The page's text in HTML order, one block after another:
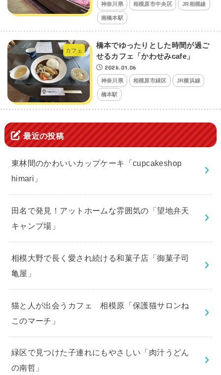
神奈川県 相模原市中央区 JR相模線
南橋本駅
カフェ
橋本でゆったりとした時間が過ご
せるカフェ「かわせみcafe」
2026.01.06
神奈川県 相模原市緑区 JR横浜線
橋本駅
最近の投稿
東林間のかわいいカップケーキ「cupcakeshop
himari」
田名で発見！アットホームな雰囲気の「望地弁天
キャンプ場」
相模大野で長く愛され続ける和菓子店「御菓子司
亀屋」
猫と人が出会うカフェ 相模原「保護猫サロンね
このマーチ」
緑区で見つけた子連れにもやさしい「肉汁うどん
の南哲」